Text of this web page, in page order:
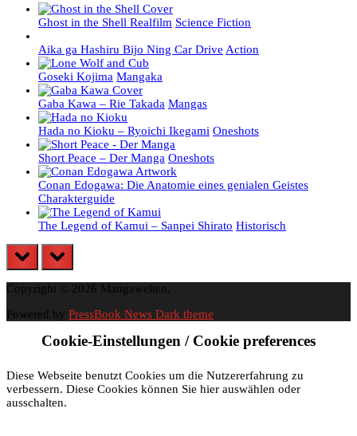
Ghost in the Shell Realfilm Science Fiction
Aika ga Hashiru Bijo Ning Car Drive Action
Goseki Kojima Mangaka
Gaba Kawa – Rie Takada Mangas
Hada no Kioku – Ryoichi Ikegami Oneshots
Short Peace – Der Manga Oneshots
Conan Edogawa: Die Anatomie eines genialen Geistes
Charakterguide
The Legend of Kamui – Sanpei Shirato Historisch
prev next
Copyright © 2026 Mangawelten.
Powered by PressBook News Dark theme
Cookie-Einstellungen / Cookie preferences
Diese Webseite benutzt Cookies um die Nutzererfahrung zu
verbessern. Diese Cookies können Sie hier auswählen oder
ausschalten.